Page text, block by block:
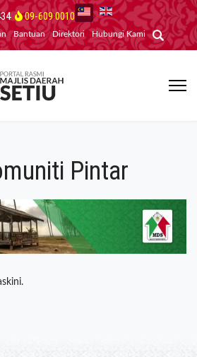
09-609 0010
Bantuan Direktori Hubungi Kami
Pintar